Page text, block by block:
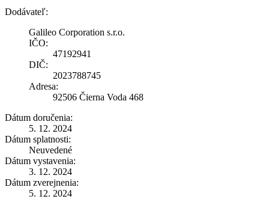
Dodávateľ:
Galileo Corporation s.r.o.
IČO:
47192941
DIČ:
2023788745
Adresa:
92506 Čierna Voda 468
Dátum doručenia:
5. 12. 2024
Dátum splatnosti:
Neuvedené
Dátum vystavenia:
3. 12. 2024
Dátum zverejnenia:
5. 12. 2024